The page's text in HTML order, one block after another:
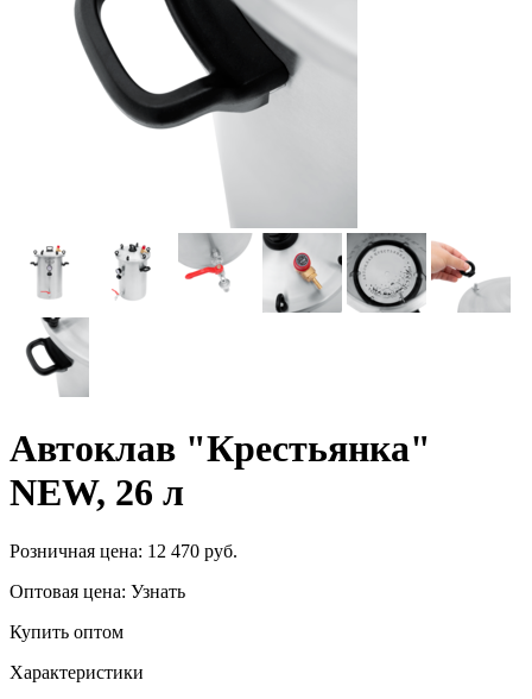
Автоклав "Крестьянка"
NEW, 26 л
Розничная цена: 12 470 руб.
Оптовая цена: Узнать
Купить оптом
Характеристики